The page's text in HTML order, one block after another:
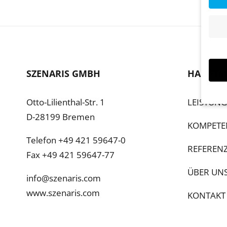
SZENARIS GMBH
Otto-Lilienthal-Str. 1
D-28199 Bremen
Telefon +49 421 59647-0
Fax +49 421 59647-77
info@szenaris.com
www.szenaris.com
ÜBER
KONTAKT
Wir
und